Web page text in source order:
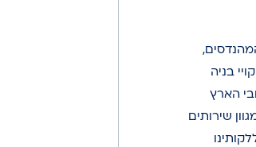
בניה
הארץ
שירותים
38 הניתנים ללקותינו